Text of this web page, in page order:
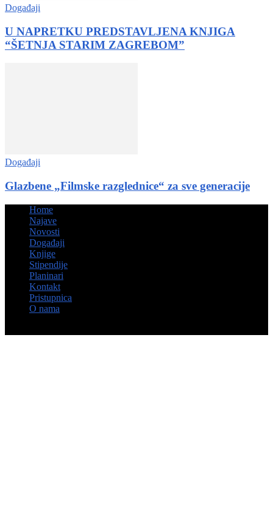
Događaji
U NAPRETKU PREDSTAVLJENA KNJIGA
“ŠETNJA STARIM ZAGREBOM”
Događaji
Glazbene „Filmske razglednice“ za sve generacije
Home
Najave
Novosti
Događaji
Knjige
Stipendije
Planinari
Kontakt
Pristupnica
O nama